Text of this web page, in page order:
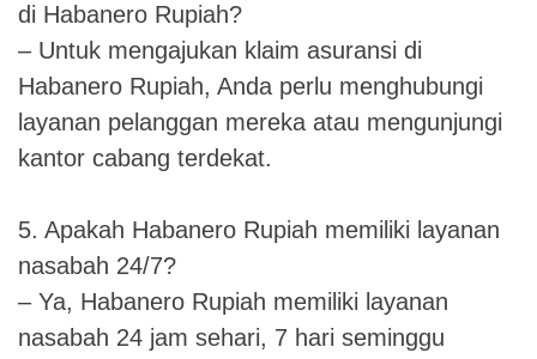
di Habanero Rupiah?
– Untuk mengajukan klaim asuransi di
Habanero Rupiah, Anda perlu menghubungi
layanan pelanggan mereka atau mengunjungi
kantor cabang terdekat.
5. Apakah Habanero Rupiah memiliki layanan
nasabah 24/7?
– Ya, Habanero Rupiah memiliki layanan
nasabah 24 jam sehari, 7 hari seminggu